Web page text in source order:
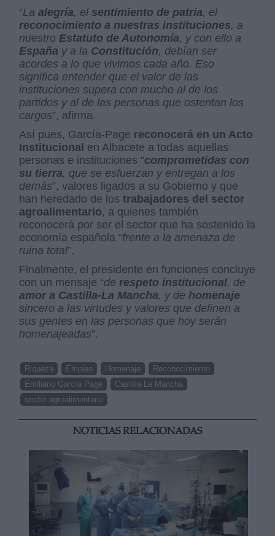
“Laalegría, el sentimiento de patria, el
reconocimiento a nuestras instituciones, a
nuestroEstatuto de Autonomía, y con ello a
España y a la Constitución, debían ser
acordes a lo que vivimos cada año. Eso
significa entender que el valor de las
instituciones supera con mucho al de los
partidos y al de las personas que ostentan los
cargos”, afirma.
Así pues, García-Page reconocerá en un Acto
Institucional en Albacete a todas aquellas
personas e instituciones “comprometidas con
su tierra, que se esfuerzan y entregan a los
demás”, valores ligados a su Gobierno y que
han heredado de lostrabajadores del sector
agroalimentario, a quienes también
reconocerá por ser el sector que ha sostenido la
economía española “frente a la amenaza de
ruina total”.
Finalmente, el presidente en funciones concluye
con un mensaje “derespeto institucional, de
amor a Castilla-La Mancha, y dehomenaje
sincero a las virtudes y valores que definen a
sus gentes en las personas que hoy serán
homenajeadas”.
Riqueza Empleo Homenaje
Reconocimiento
Emiliano García Page
Castilla La Mancha
sector agroalimentario
NOTICIAS RELACIONADAS